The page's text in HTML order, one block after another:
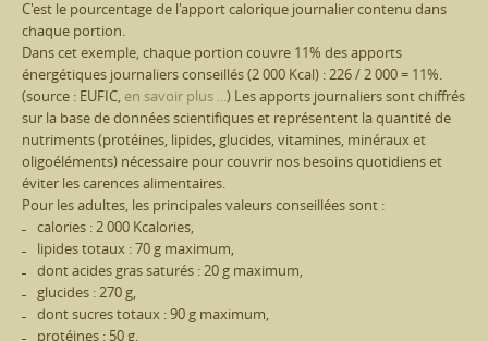
C'est le pourcentage de l'apport calorique journalier contenu dans
chaque portion.
Dans cet exemple, chaque portion couvre 11% des apports
énergétiques journaliers conseillés (2 000 Kcal) : 226 / 2 000 = 11%.
(source : EUFIC, en savoir plus ...) Les apports journaliers sont chiffrés
sur la base de données scientifiques et représentent la quantité de
nutriments (protéines, lipides, glucides, vitamines, minéraux et
oligoéléments) nécessaire pour couvrir nos besoins quotidiens et
éviter les carences alimentaires.
Pour les adultes, les principales valeurs conseillées sont :
calories : 2 000 Kcalories,
lipides totaux : 70 g maximum,
dont acides gras saturés : 20 g maximum,
glucides : 270 g,
dont sucres totaux : 90 g maximum,
protéines : 50 g,